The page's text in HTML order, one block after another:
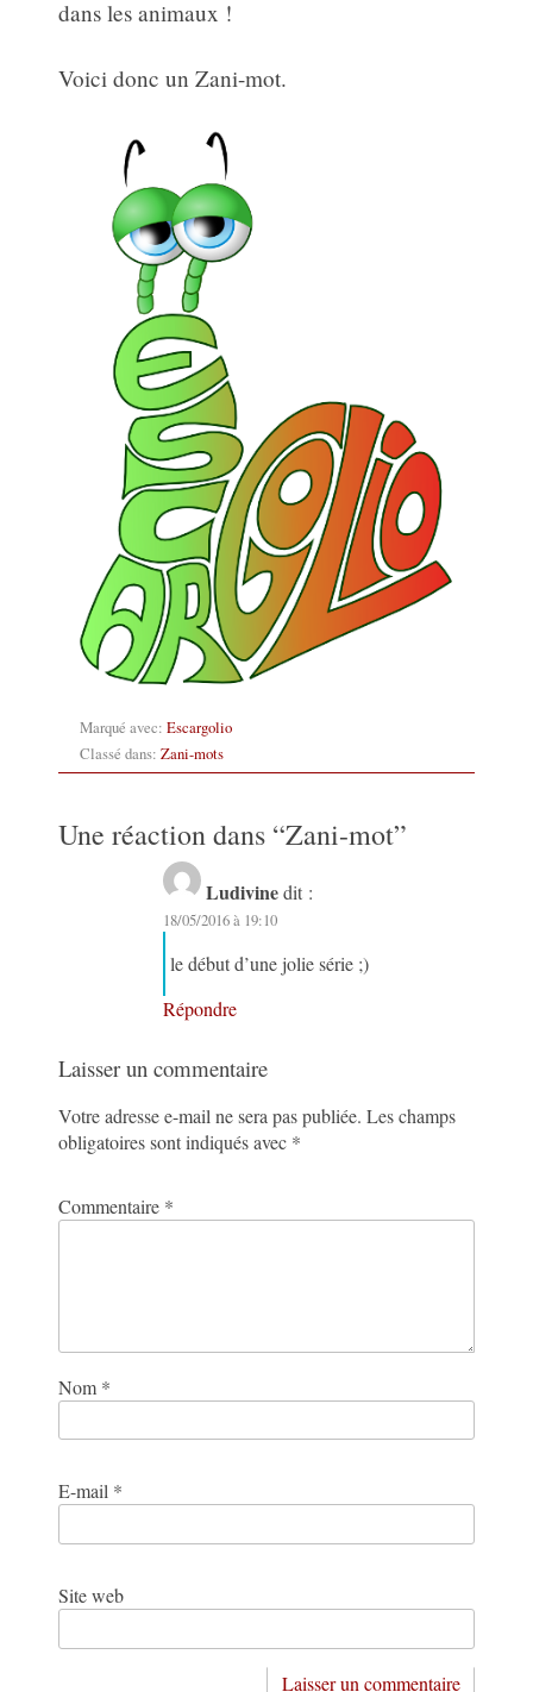
dans les animaux !
Voici donc un Zani-mot.
Marqué avec: Escargolio
Classé dans: Zani-mots
Une réaction dans “Zani-mot”
Ludivine dit :
18/05/2016 à 19:10
le début d’une jolie série ;)
Répondre
Laisser un commentaire
Votre adresse e-mail ne sera pas publiée. Les champs
obligatoires sont indiqués avec *
Commentaire *
Nom *
E-mail *
Site web